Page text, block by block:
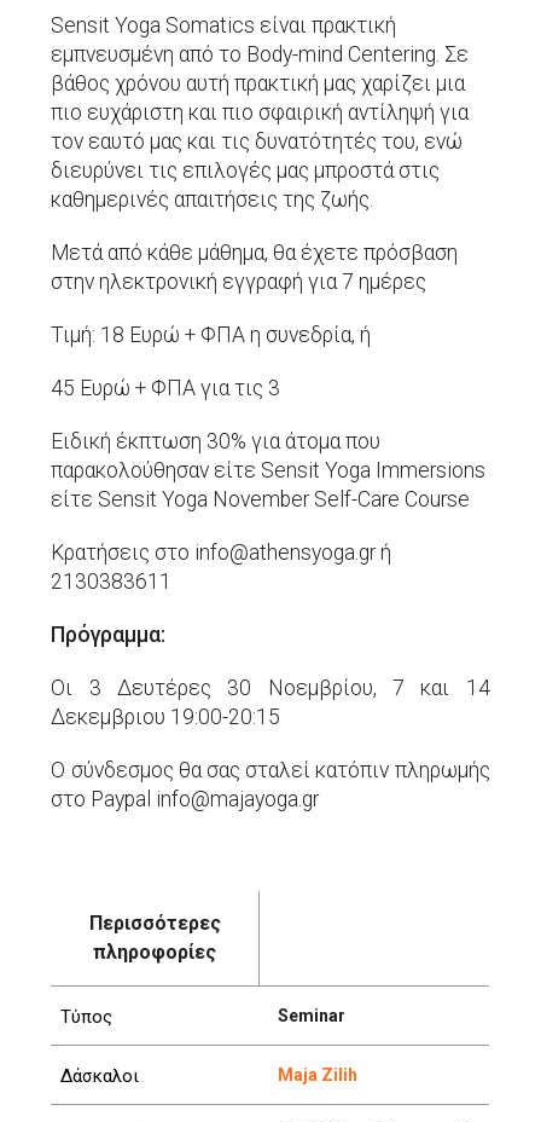
Sensit Yoga Somatics είναι πρακτική
εμπνευσμένη από το Body-mind Centering. Σε
βάθος χρόνου αυτή πρακτική μας χαρίζει μια
πιο ευχάριστη και πιο σφαιρική αντίληψή για
τον εαυτό μας και τις δυνατότητές του, ενώ
διευρύνει τις επιλογές μας μπροστά στις
καθημερινές απαιτήσεις της ζωής.
Μετά από κάθε μάθημα, θα έχετε πρόσβαση
στην ηλεκτρονική εγγραφή για 7 ημέρες
Τιμή: 18 Ευρώ + ΦΠΑ η συνεδρία, ή
45 Ευρώ + ΦΠΑ για τις 3
Ειδική έκπτωση 30% για άτομα που
παρακολούθησαν είτε Sensit Yoga Immersions
είτε Sensit Yoga November Self-Care Course
Κρατήσεις στο info@athensyoga.gr ή
2130383611
Πρόγραμμα:
Οι 3 Δευτέρες 30 Νοεμβρίου, 7 και 14
Δεκεμβριου 19:00-20:15
Ο σύνδεσμος θα σας σταλεί κατόπιν πληρωμής
στο Paypal info@majayoga.gr
Περισσότερες
πληροφορίες
Τύπος Seminar
Δάσκαλοι Maja Zilih